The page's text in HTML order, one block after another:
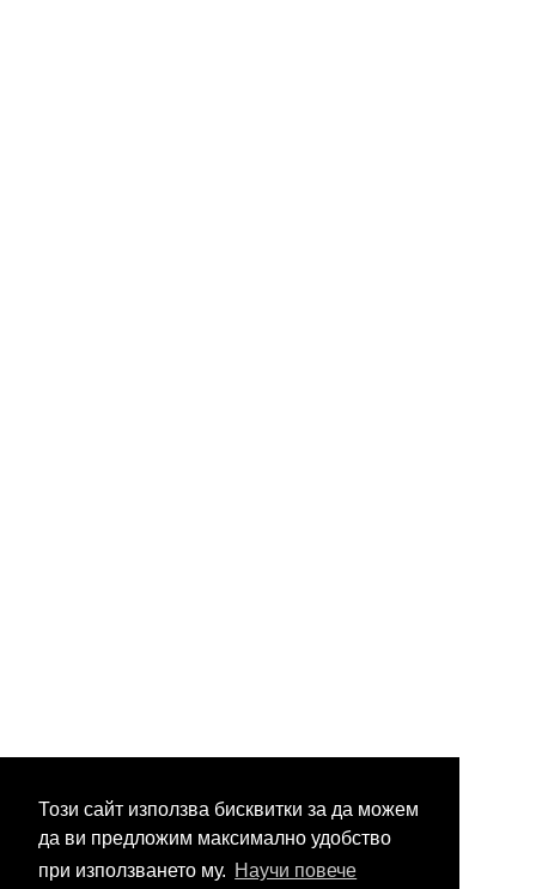
Този сайт използва бисквитки за да можем
да ви предложим максимално удобство
при използването му. Научи повече